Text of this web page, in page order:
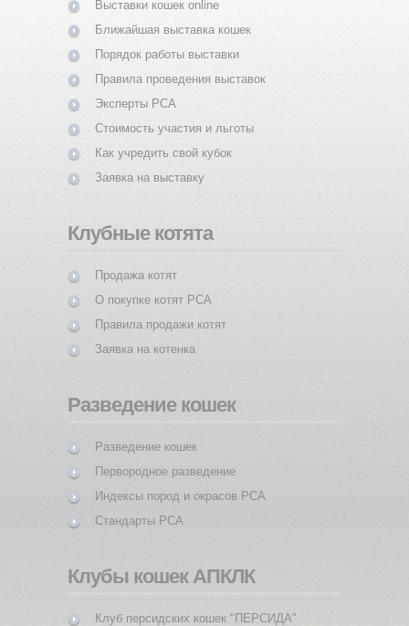
Выставки кошек online
Ближайшая выставка кошек
Порядок работы выставки
Правила проведения выставок
Эксперты PCA
Стоимость участия и льготы
Как учредить свой кубок
Заявка на выставку
Клубные котята
Продажа котят
О покупке котят PCA
Правила продажи котят
Заявка на котенка
Разведение кошек
Разведение кошек
Первородное разведение
Индексы пород и окрасов PCA
Стандарты PCA
Клубы кошек АПКЛК
Клуб персидских кошек "ПЕРСИДА"